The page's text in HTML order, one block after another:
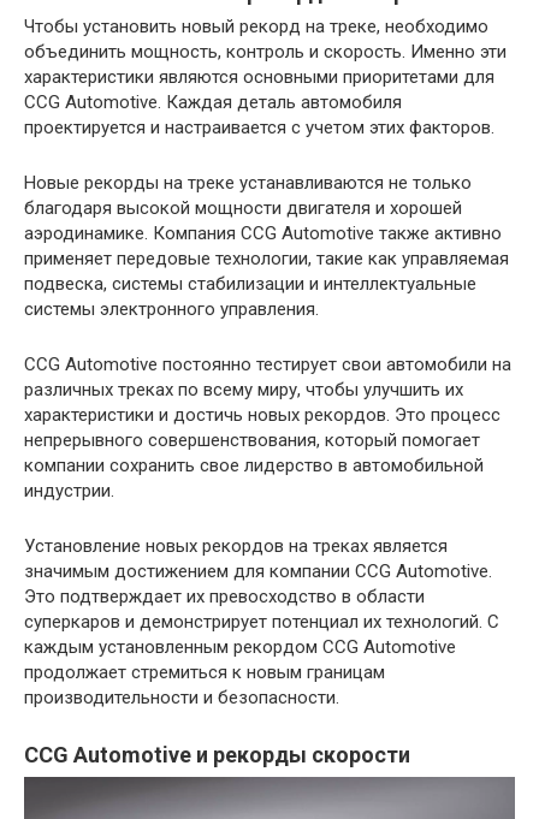
Чтобы установить новый рекорд на треке, необходимо
объединить мощность, контроль и скорость. Именно эти
характеристики являются основными приоритетами для
CCG Automotive. Каждая деталь автомобиля
проектируется и настраивается с учетом этих факторов.
Новые рекорды на треке устанавливаются не только
благодаря высокой мощности двигателя и хорошей
аэродинамике. Компания CCG Automotive также активно
применяет передовые технологии, такие как управляемая
подвеска, системы стабилизации и интеллектуальные
системы электронного управления.
CCG Automotive постоянно тестирует свои автомобили на
различных треках по всему миру, чтобы улучшить их
характеристики и достичь новых рекордов. Это процесс
непрерывного совершенствования, который помогает
компании сохранить свое лидерство в автомобильной
индустрии.
Установление новых рекордов на треках является
значимым достижением для компании CCG Automotive.
Это подтверждает их превосходство в области
суперкаров и демонстрирует потенциал их технологий. С
каждым установленным рекордом CCG Automotive
продолжает стремиться к новым границам
производительности и безопасности.
CCG Automotive и рекорды скорости